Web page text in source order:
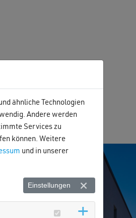
ähnliche Technologien
Andere werden
Services zu
können. Weitere
und in unserer
Einstellungen